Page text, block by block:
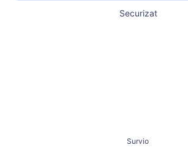
Securizat
Survio